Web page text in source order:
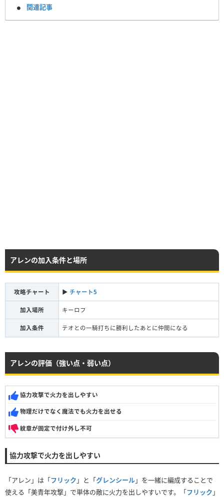
関連記事
アレンの加入条件と場所
攻略チャート ▶︎ チャート5
加入場所 キーロフ
加入条件 テオとの一騎打ちに勝利したあとに仲間になる
アレンの評価（強い点・弱い点）
協力攻撃で火力を出しやすい
物理だけでなく魔法でも火力を出せる
紋章が固定で付け外し不可
協力攻撃で火力を出しやすい
「アレン」は「フリック 」と「グレンシール」を一緒に編成することで
使える「美青年攻撃」で単体の敵に火力を出しやすいです。「フリック 」